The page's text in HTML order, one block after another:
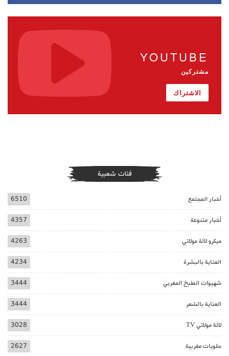
YOUTUBE
مشتركين
الاشتراك
فئات شعبية
أخبار المجتمع 6510
أخبار متنوعة 4357
ميكرو لالة مولاتي 4263
العناية بالبشرة 4234
شهيوات الطبخ المغربي 3444
العناية بالشعر 3444
لالة مولاتي TV 3028
حلويات مغربية 2627